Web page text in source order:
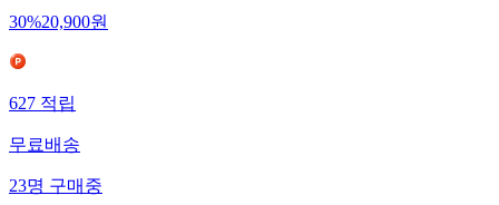
30%20,900원
627 적립
무료배송
23명 구매중